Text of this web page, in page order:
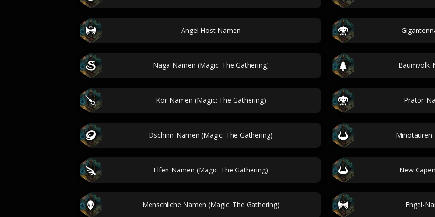
Angel Host Namen
Naga-Namen (Magic: The Gathering) Baumvolk-
Kor-Namen (Magic: The Gathering) Prätor-
Dschinn-Namen (Magic: The Gathering)
Elfen-Namen (Magic: The Gathering) New
Menschliche Namen (Magic: The Gathering) Engel-